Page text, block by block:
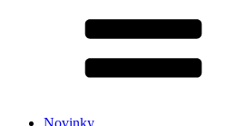
Novinky